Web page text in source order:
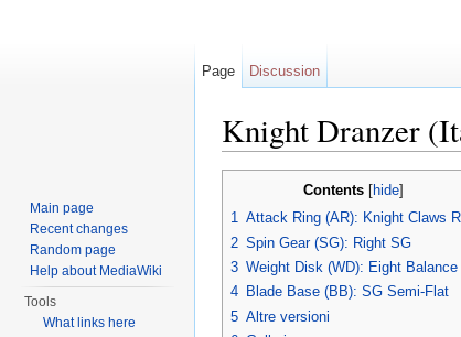
Knight Dranzer
Contents[ hide]
1 Attack Ring (AR): Knight Claws
2 Spin Gear (SG): Right SG
3 Weight Disk (WD): Eight Balance
4 Blade Base (BB): SG Semi-Flat
5 Altre versioni
Page Discussion
Main page
Recent changes
Random page
Help about MediaWiki
Tools
What links here